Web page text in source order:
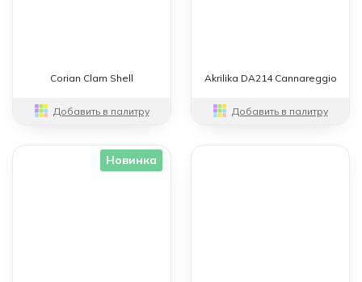
Corian Clam Shell
Добавить в палитру
Akrilika DA214 Cannareggio
Добавить в палитру
Новинка